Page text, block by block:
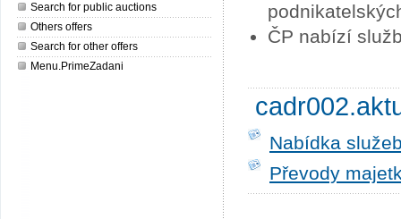
Search for public auctions
Others offers
Search for other offers
Menu.PrimeZadani
ČP nabízí
Nabídka
Převody